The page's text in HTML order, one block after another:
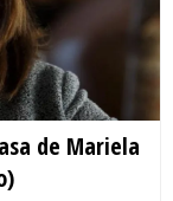
de Mariela